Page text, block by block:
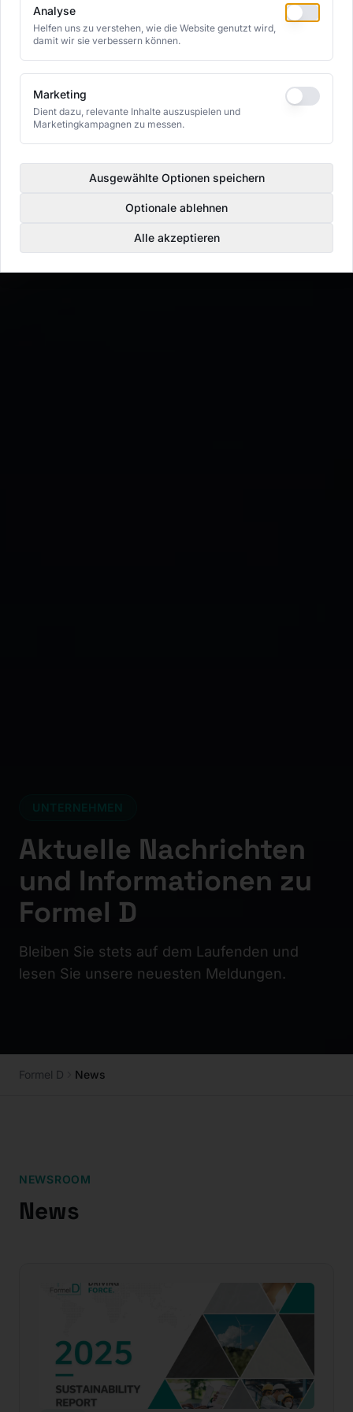
Aktuelle Nachrichten
und Informationen zu
Formel D
Bleiben Sie stets auf dem Laufenden und
lesen Sie unsere neuesten Meldungen.
Formel D News
NEWSROOM
News
Analyse
Helfen uns zu verstehen, wie die Website genutzt wird,
damit wir sie verbessern können.
Marketing
Dient dazu, relevante Inhalte auszuspielen und
Marketingkampagnen zu messen.
Ausgewählte Optionen speichern
Optionale ablehnen
Alle akzeptieren